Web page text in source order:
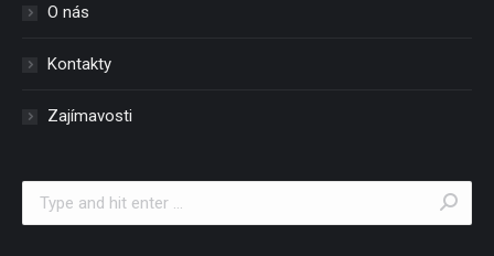
O nás
Kontakty
Zajímavosti
Search: